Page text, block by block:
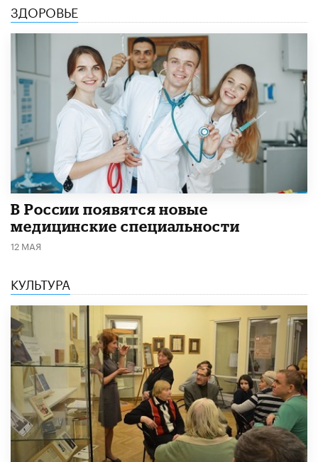
ЗДОРОВЬЕ
В России появятся новые
медицинские специальности
12 МАЯ
КУЛЬТУРА